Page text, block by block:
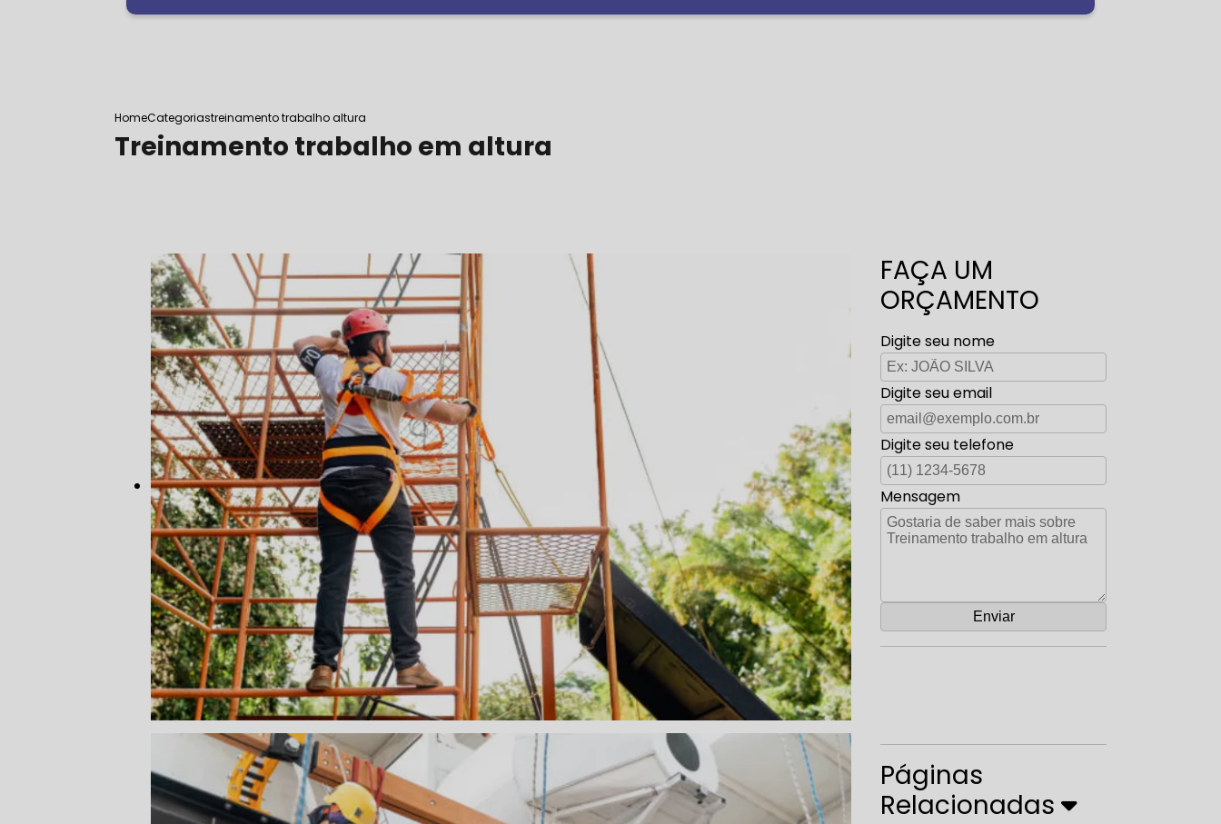
HomeCategoriastreinamento trabalho altura
Treinamento trabalho em altura
FAÇA UM
ORÇAMENTO
Digite seu nome
Digite seu email
Digite seu telefone
Mensagem
Páginas
Relacionadas